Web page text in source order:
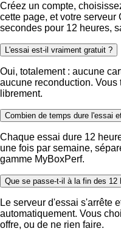
Créez un compte,
cette page, et votre
secondes pour 12 heures,
L'essai est-il vraiment gratuit ?
Oui, totalement : aucune
aucune reconduction.
librement.
Combien de temps dure l'essai
Chaque essai dure 12
une fois par semaine,
gamme MyBoxPerf.
Que se passe-t-il à la fin des 12
Le serveur d'essai s'arrête
automatiquement. Vous
offre, ou de ne rien faire.